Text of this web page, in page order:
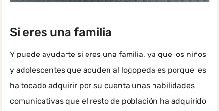
Si eres una familia
Y puede ayudarte si eres una familia, ya que los niños
y adolescentes que acuden al logopeda es porque les
ha tocado adquirir por su cuenta unas habilidades
comunicativas que el resto de población ha adquirido